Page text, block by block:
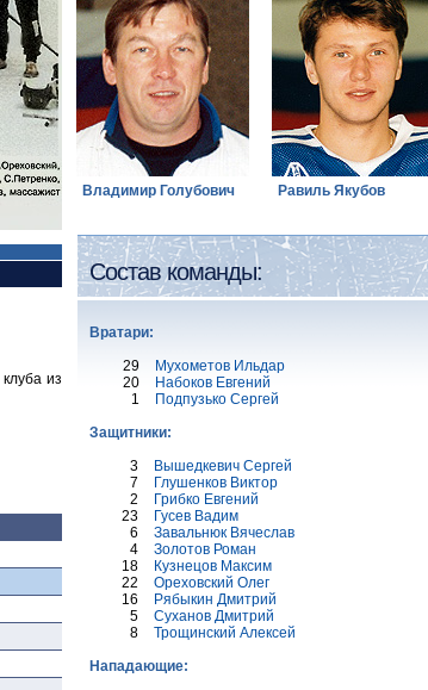
из
Владимир Голубович Равиль Якубов
Состав команды:
Вратари:
29
Мухометов Ильдар
20
Набоков Евгений
1
Подпузько Сергей
Защитники:
3
Вышедкевич Сергей
7
Глушенков Виктор
2
Грибко Евгений
23
Гусев Вадим
6
Завальнюк Вячеслав
4
Золотов Роман
18
Кузнецов Максим
22
Ореховский Олег
16
Рябыкин Дмитрий
5
Суханов Дмитрий
8
Трощинский Алексей
Нападающие: